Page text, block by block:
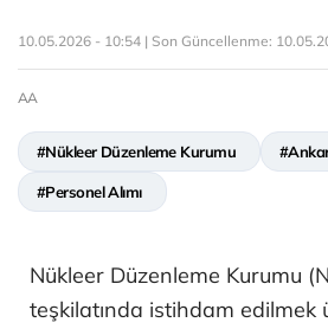
10.05.2026 - 10:54 | Son Güncellenme:
AA
#Nükleer Düzenleme Kurumu
#Personel Alımı
Nükleer Düzenleme Kurumu
teşkilatında istihdam edilmek